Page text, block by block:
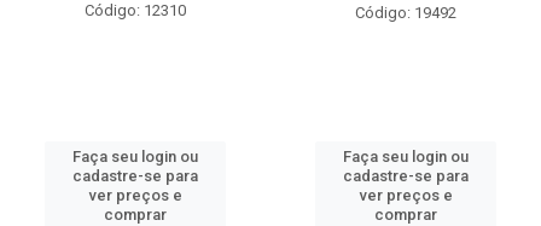
Código: 12310
Faça seu login ou
cadastre-se para
ver preços e
comprar
Código: 19492
Faça seu login ou
cadastre-se para
ver preços e
comprar